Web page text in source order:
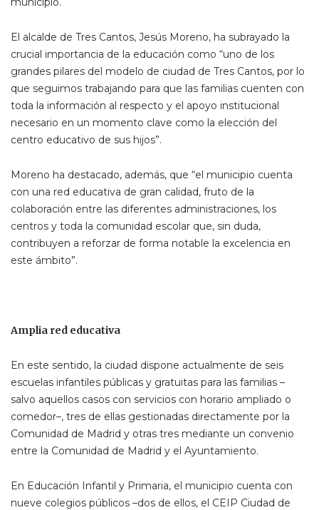
El alcalde de Tres Cantos, Jesús Moreno, ha subrayado la
crucial importancia de la educación como “uno de los
grandes pilares del modelo de ciudad de Tres Cantos, por lo
que seguimos trabajando para que las familias cuenten con
toda la información al respecto y el apoyo institucional
necesario en un momento clave como la elección del
centro educativo de sus hijos”.
Moreno ha destacado, además, que “el municipio cuenta
con una red educativa de gran calidad, fruto de la
colaboración entre las diferentes administraciones, los
centros y toda la comunidad escolar que, sin duda,
contribuyen a reforzar de forma notable la excelencia en
este ámbito”.
Amplia red educativa
En este sentido, la ciudad dispone actualmente de seis
escuelas infantiles públicas y gratuitas para las familias –
salvo aquellos casos con servicios con horario ampliado o
comedor–, tres de ellas gestionadas directamente por la
Comunidad de Madrid y otras tres mediante un convenio
entre la Comunidad de Madrid y el Ayuntamiento.
En Educación Infantil y Primaria, el municipio cuenta con
nueve colegios públicos –dos de ellos, el CEIP Ciudad de